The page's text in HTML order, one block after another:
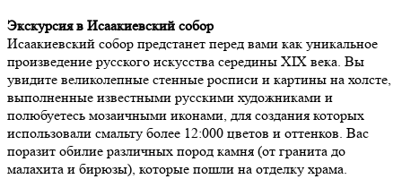
Экскурсия в Исаакиевский собор
Исаакиевский собор предстанет перед вами как уникальное
произведение русского искусства середины XIX века. Вы
увидите великолепные стенные росписи и картины на холсте,
выполненные известными русскими художниками и
полюбуетесь мозаичными иконами, для создания которых
использовали смальту более 12:000 цветов и оттенков. Вас
поразит обилие различных пород камня (от гранита до
малахита и бирюзы), которые пошли на отделку храма.